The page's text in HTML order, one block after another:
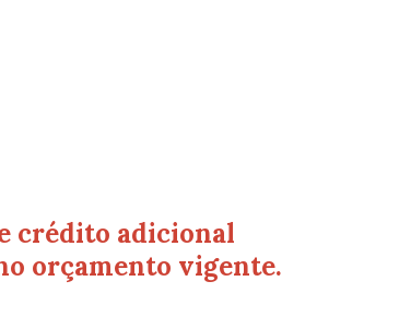
crédito adicional
orçamento vigente.